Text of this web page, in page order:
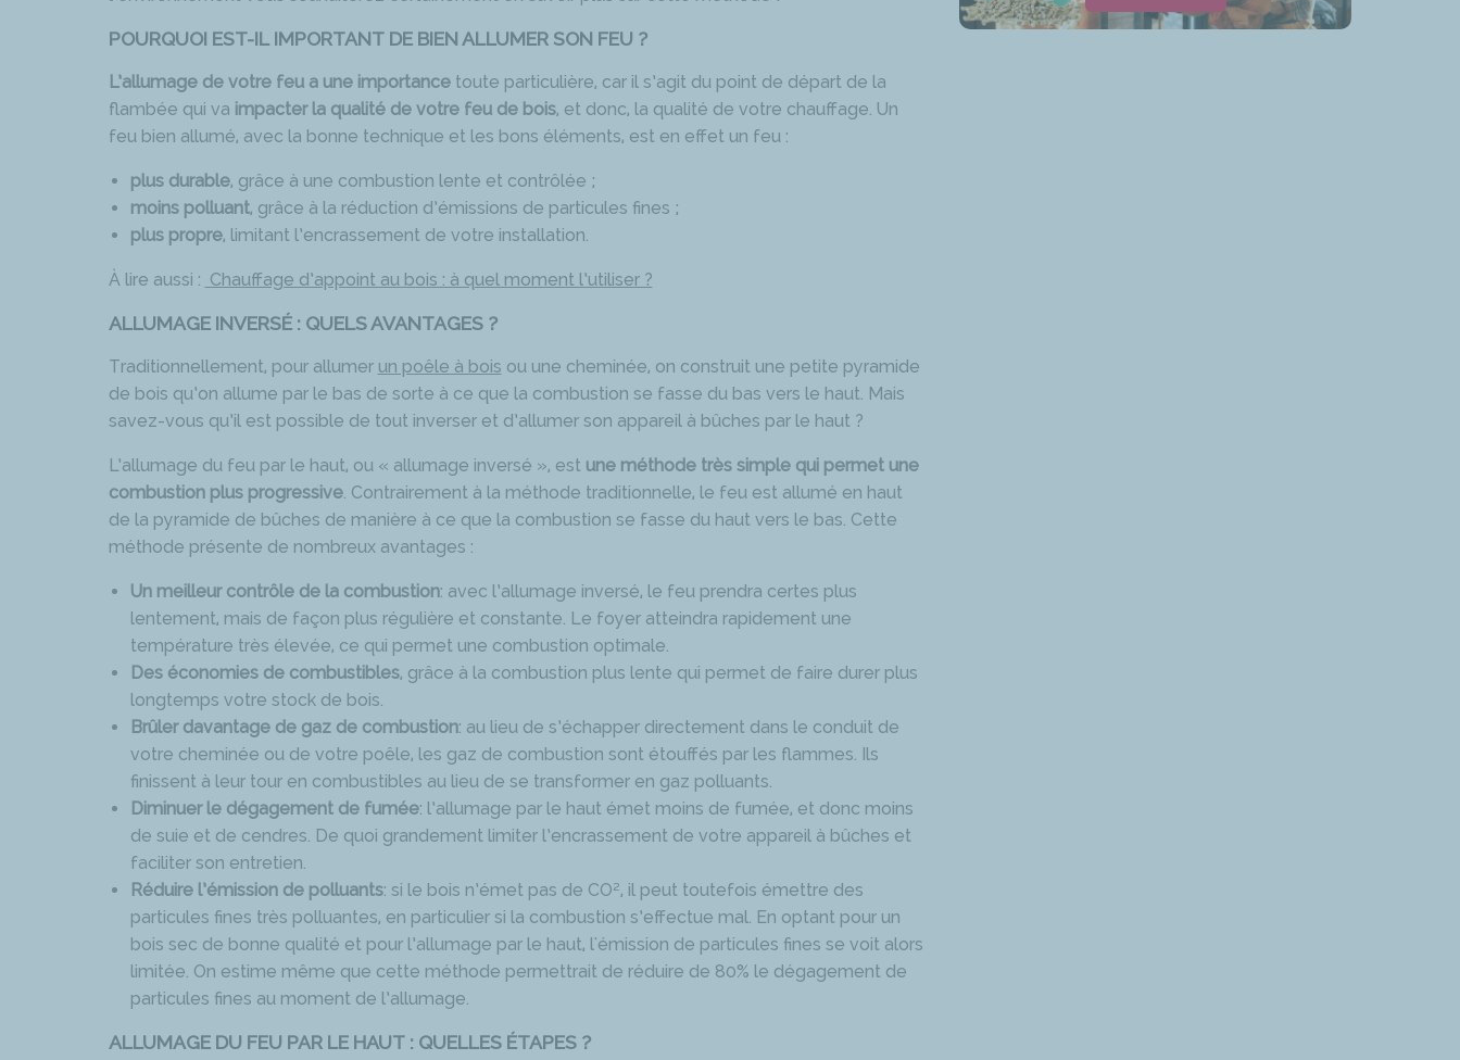
POURQUOI EST-IL IMPORTANT DE BIEN ALLUMER SON FEU ?
L’allumage de votre feu a une importance toute particulière, car il s’agit du point de départ de la
flambée qui va impacter la qualité de votre feu de bois, et donc, la qualité de votre chauffage. Un
feu bien allumé, avec la bonne technique et les bons éléments, est en effet un feu :
plus durable, grâce à une combustion lente et contrôlée ;
moins polluant, grâce à la réduction d’émissions de particules fines ;
plus propre, limitant l’encrassement de votre installation.
À lire aussi : Chauffage d’appoint au bois : à quel moment l’utiliser ?
ALLUMAGE INVERSÉ : QUELS AVANTAGES ?
Traditionnellement, pour allumer un poêle à bois ou une cheminée, on construit une petite pyramide
de bois qu’on allume par le bas de sorte à ce que la combustion se fasse du bas vers le haut. Mais
savez-vous qu’il est possible de tout inverser et d’allumer son appareil à bûches par le haut ?
L’allumage du feu par le haut, ou « allumage inversé », est une méthode très simple qui permet une
combustion plus progressive. Contrairement à la méthode traditionnelle, le feu est allumé en haut
de la pyramide de bûches de manière à ce que la combustion se fasse du haut vers le bas. Cette
méthode présente de nombreux avantages :
Un meilleur contrôle de la combustion: avec l’allumage inversé, le feu prendra certes plus
lentement, mais de façon plus régulière et constante. Le foyer atteindra rapidement une
température très élevée, ce qui permet une combustion optimale.
Des économies de combustibles, grâce à la combustion plus lente qui permet de faire durer plus
longtemps votre stock de bois.
Brûler davantage de gaz de combustion: au lieu de s’échapper directement dans le conduit de
votre cheminée ou de votre poêle, les gaz de combustion sont étouffés par les flammes. Ils
finissent à leur tour en combustibles au lieu de se transformer en gaz polluants.
Diminuer le dégagement de fumée: l’allumage par le haut émet moins de fumée, et donc moins
de suie et de cendres. De quoi grandement limiter l’encrassement de votre appareil à bûches et
faciliter son entretien.
Réduire l’émission de polluants: si le bois n’émet pas de CO², il peut toutefois émettre des
particules fines très polluantes, en particulier si la combustion s’effectue mal. En optant pour un
bois sec de bonne qualité et pour l’allumage par le haut, l'émission de particules fines se voit alors
limitée. On estime même que cette méthode permettrait de réduire de 80% le dégagement de
particules fines au moment de l’allumage.
ALLUMAGE DU FEU PAR LE HAUT : QUELLES ÉTAPES ?